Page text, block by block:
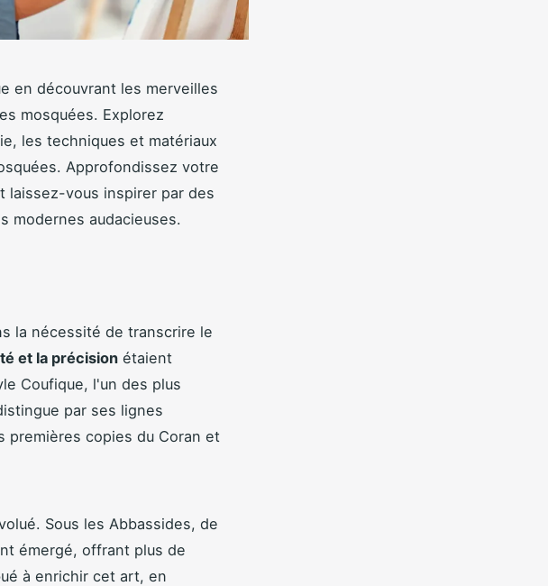
en découvrant les merveilles
mosquées. Explorez
les techniques et matériaux
Approfondissez votre
laissez-vous inspirer par des
audacieuses.
la nécessité de transcrire le
et la précision étaient
Coufique, l'un des plus
par ses lignes
premières copies du Coran et
Sous les Abbassides, de
émergé, offrant plus de
à enrichir cet art, en